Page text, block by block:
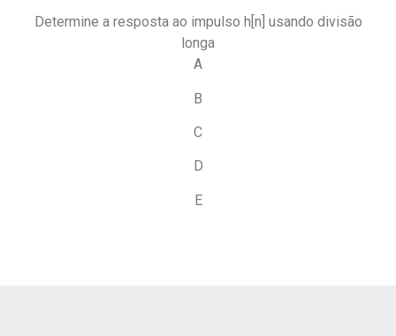
Determine a resposta ao impulso h[n] usando divisão
longa
A
B
C
D
E